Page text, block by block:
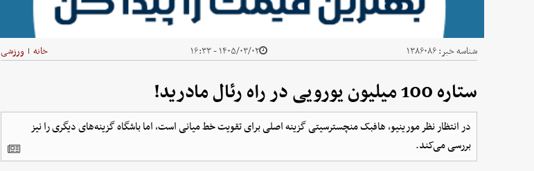
شناسه خبر:۱۳۸۶۰۸۶ ۱۴۰۵/۰۳/۰۲ - ۱۶:۳۳ خانه | ورزشی
ستاره 100 میلیون یورویی در راه رئال مادرید!
در انتظار نظر مورینیو، هافبک منچسترسیتی گزینه اصلی برای تقویت خط میانی است، اما باشگاه گزینه‌های دیگری را نیز
بررسی می‌کند.